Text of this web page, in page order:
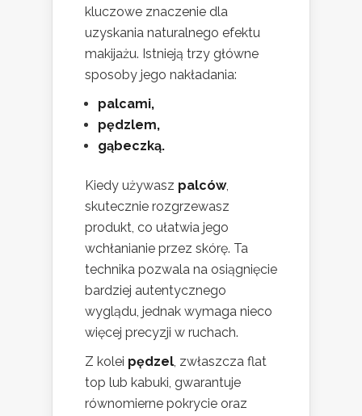
kluczowe znaczenie dla
uzyskania naturalnego efektu
makijażu. Istnieją trzy główne
sposoby jego nakładania:
palcami,
pędzlem,
gąbeczką.
Kiedy używasz palców,
skutecznie rozgrzewasz
produkt, co ułatwia jego
wchłanianie przez skórę. Ta
technika pozwala na osiągnięcie
bardziej autentycznego
wyglądu, jednak wymaga nieco
więcej precyzji w ruchach.
Z kolei pędzel, zwłaszcza flat
top lub kabuki, gwarantuje
równomierne pokrycie oraz